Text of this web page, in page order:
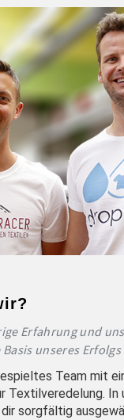
Erfahrung und
unseres Erfolgs
Team mit
Textilveredelung. In
sorgfältig